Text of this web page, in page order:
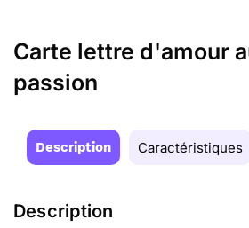
Carte lettre d'amour
passion
Description Caractéristiques
Description